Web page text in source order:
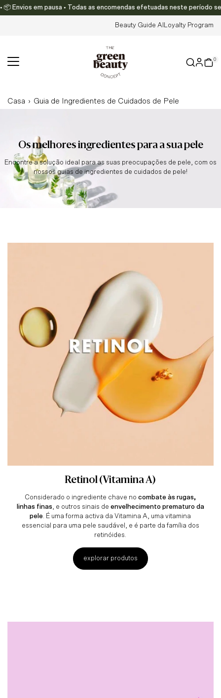
Translation missing: pt-PT.accessibility.skip_to_text
em pausa • Todas as encomendas efetuadas neste período serão
Beauty Guide AI Loyalty Program
0
Casa › Guia de Ingredientes de Cuidados de Pele
Os melhores ingredientes para a sua pele
Encontre a solução ideal para as suas preocupações de pele, com os
nossos guias de ingredientes de cuidados de pele!
Retinol (Vitamina A)
Considerado o ingrediente chave nocombate às rugas,
linhas finas, e outros sinais de envelhecimento prematuro da
pele. É uma forma activa da Vitamina A, uma vitamina
essencial para uma pele saudável, e é parte da família dos
retinóides.
explorar produtos